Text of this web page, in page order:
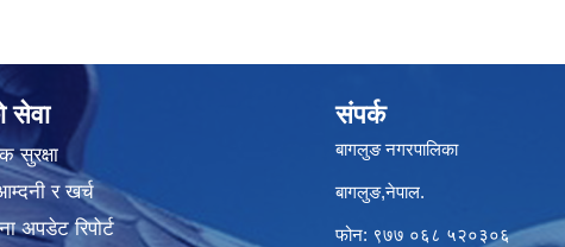
सेवा
सुरक्षा
र खर्च
अपडेट रिपोर्ट
संपर्क
बागलुङ नगरपालिका
बागलुङ,नेपाल.
फोन: ९७७ ०६८ ५२०३०६